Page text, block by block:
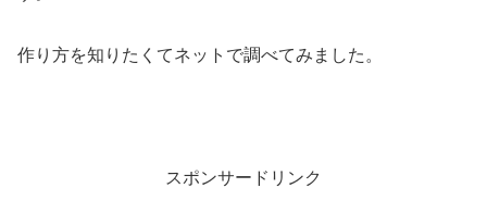
作り方を知りたくてネットで調べてみました。
スポンサードリンク